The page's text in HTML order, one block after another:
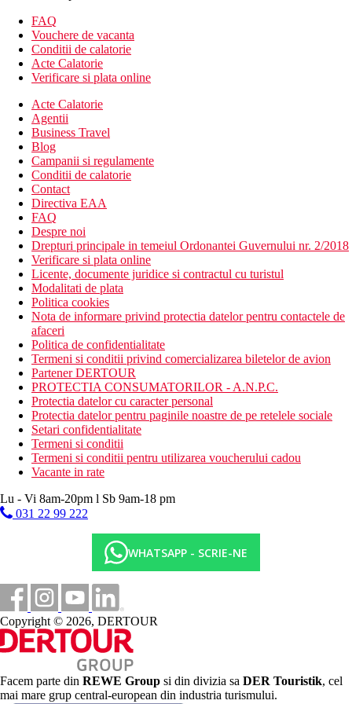
Camera dubla, comunicante, vedere la mare: camere
comunicante
Descrierea hotelului
restaurantul principal
3 restaurante
5 baruri
sala de conferinta
piscina cu sectiune separata pentru copii (sezlonguri si
umbrele gratuite)
piscina interioara
loc de joaca
tobogan de apa
Descrierea plajei
nisipos
sezlonguri si umbrele gratuite
prosoape de plaja contra depozit
bar pe plaja
Activitati sportive gratuite
programe de animatie
programe de seara
tenis de masa
volei
mini-golf
baschet
Activitati sportive contra cost
bunastare
biliard
sporturi acvatice pe plaja
biliard
Gustari usoare in timpul zilei
Cantitate nelimitata de bauturi alcoolice si nealcoolice
produse local la robinet (10.00-24.00)
Categoria oficiala
4 stele
Nota
FAQ
Vouchere de vacanta
Conditii de calatorie
Acte Calatorie
Verificare si plata online
Acte Calatorie
Agentii
Business Travel
Blog
Campanii si regulamente
Conditii de calatorie
Contact
Directiva EAA
FAQ
Despre noi
Drepturi principale in temeiul Ordonantei Guvernului nr. 2/2018
Verificare si plata online
Licente, documente juridice si contractul cu turistul
Modalitati de plata
Politica cookies
Nota de informare privind protectia datelor pentru contactele de
afaceri
Politica de confidentialitate
Termeni si conditii privind comercializarea biletelor de avion
Partener DERTOUR
PROTECTIA CONSUMATORILOR - A.N.P.C.
Protectia datelor cu caracter personal
Protectia datelor pentru paginile noastre de pe retelele sociale
Setari confidentialitate
Termeni si conditii
Termeni si conditii pentru utilizarea voucherului cadou
Vacante in rate
Lu - Vi 8am-20pm l Sb 9am-18 pm
031 22 99 222
WHATSAPP - SCRIE-NE
Copyright © 2026, DERTOUR
Facem parte din REWE Group si din divizia sa DER Touristik, cel
mai mare grup central-european din industria turismului.